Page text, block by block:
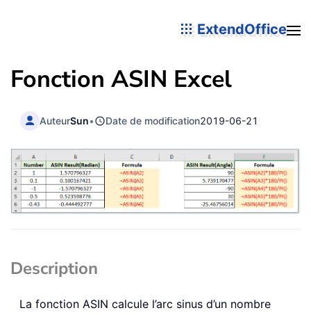
ExtendOffice
Fonction ASIN Excel
AuteurSun• Date de modification2019-06-21
Description
La fonction ASIN calcule l’arc sinus d’un nombre